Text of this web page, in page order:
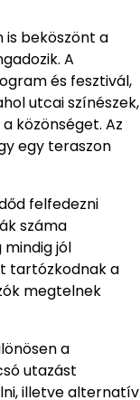
is beköszönt a
A
és fesztivál,
utcai színészek,
közönséget. Az
egy teraszon
felfedezni
száma
mindig jól
tartózkodnak a
megtelnek
a
utazást
illetve alternatív